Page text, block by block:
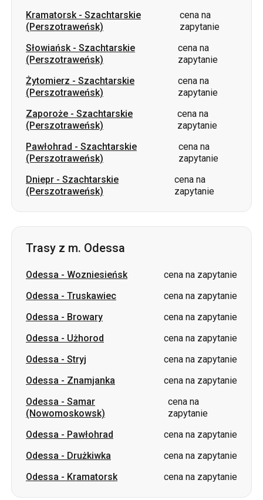
Kramatorsk- Szachtarskie
(Perszotraweńsk)
cena na
zapytanie
Słowiańsk- Szachtarskie
(Perszotraweńsk)
cena na
zapytanie
Żytomierz - Szachtarskie
(Perszotraweńsk)
cena na
zapytanie
Zaporoże - Szachtarskie
(Perszotraweńsk)
cena na
zapytanie
Pawłohrad - Szachtarskie
(Perszotraweńsk)
cena na
zapytanie
Dniepr - Szachtarskie
(Perszotraweńsk)
cena na
zapytanie
Trasy z m. Odessa
Odessa - Wozniesieńsk
cena na zapytanie
Odessa - Truskawiec
cena na zapytanie
Odessa - Browary
cena na zapytanie
Odessa - Użhorod
cena na zapytanie
Odessa - Stryj
cena na zapytanie
Odessa - Znamjanka
cena na zapytanie
Odessa - Samar
(Nowomoskowsk)
cena na
zapytanie
Odessa - Pawłohrad
cena na zapytanie
Odessa - Drużkiwka
cena na zapytanie
Odessa - Kramatorsk cena na zapytanie